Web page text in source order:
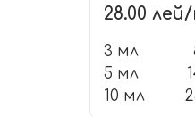
28.00
3 мл
5 мл
10 мл